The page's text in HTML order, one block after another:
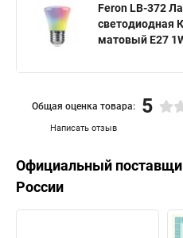
Feron LB-372
светодиодная
матовый E27
Написать отзыв
Общая оценка товара: 5
Официальный
России